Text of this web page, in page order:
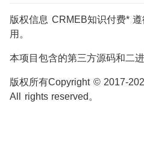
版权信息 CRMEB知识付费*
用。
本项目包含的第三方源码和二
版权所有Copyright © 2017-
All rights reserved。